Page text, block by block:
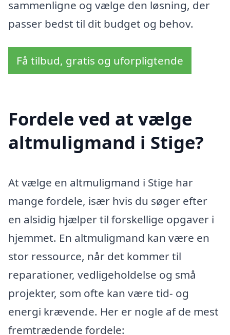
sammenligne og vælge den løsning, der
passer bedst til dit budget og behov.
Få tilbud, gratis og uforpligtende
Fordele ved at vælge
altmuligmand i Stige?
At vælge en altmuligmand i Stige har
mange fordele, især hvis du søger efter
en alsidig hjælper til forskellige opgaver i
hjemmet. En altmuligmand kan være en
stor ressource, når det kommer til
reparationer, vedligeholdelse og små
projekter, som ofte kan være tid- og
energi krævende. Her er nogle af de mest
fremtrædende fordele: